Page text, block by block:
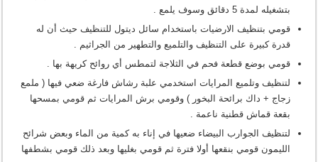
بتشغيله لمدة 5 دقائق وسوف يلمع .
قومي بتنظيف الارضيات باستخدام سائل ديتول للتنظيف حيث أن له
قدرة كبيرة على التنظيف والتلميع والتطهير من الجراثيم .
قومي بوضع قطعة فحم في الثلاجة لتمطس أي روائح كريهة بها .
لتنظيف وتلميع المرايات استخدمي علبة رشاش فارغة ضعي فيها ( ملمع
زجاج + داك برائحة البخور ) وقومي برش المرايات ثم قومي بمسحها
بقعة قماش قطنية ناعمة .
لتنظيف الجوارب البيضاء ضعيها في إناء به كمية من الماء وبعض شرائح
الليمون قومي بنقعها أولا فترة ثم قومي بغليها وبعد ذلك قومي بشطفها